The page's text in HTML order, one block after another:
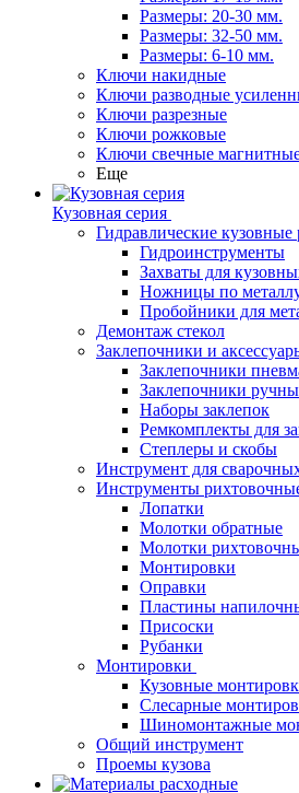
Размеры: 20-30 мм.
Размеры: 32-50 мм.
Размеры: 6-10 мм.
Ключи накидные
Ключи разводные
Ключи разрезные
Ключи рожковые
Ключи свечные
Еще
Кузовная серия
Гидравлические кузовные
Гидроинструменты
Захваты для
Ножницы по
Пробойники для
Демонтаж стекол
Заклепочники и
Заклепочники
Заклепочники
Наборы заклепок
Ремкомплекты для
Степлеры и скобы
Инструмент для
Инструменты
Лопатки
Молотки обратные
Молотки
Монтировки
Оправки
Пластины
Присоски
Рубанки
Монтировки
Кузовные
Слесарные
Шиномонтажные
Общий инструмент
Проемы кузова